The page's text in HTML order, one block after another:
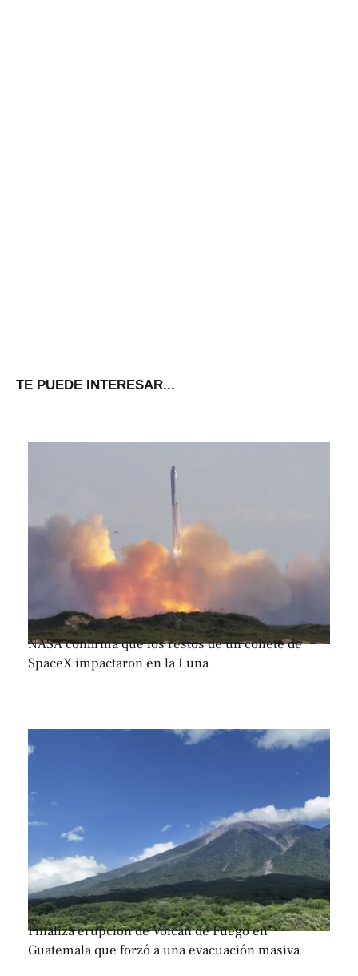
TE PUEDE INTERESAR...
NASA confirma que los restos de un cohete de
SpaceX impactaron en la Luna
Finaliza erupción de Volcán de Fuego en
Guatemala que forzó a una evacuación masiva